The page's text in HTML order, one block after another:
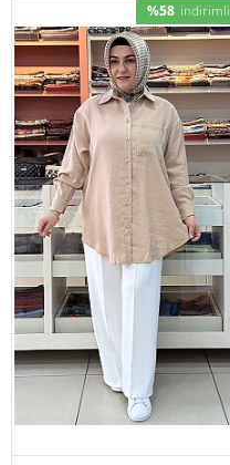
%58 indirimli